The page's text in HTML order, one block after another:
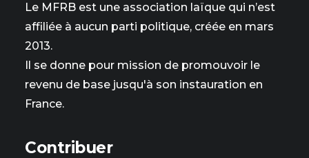
Le MFRB est une association laïque qui n’est
affiliée à aucun parti politique, créée en mars
2013.
Il se donne pour mission de promouvoir le
revenu de base jusqu'à son instauration en
France.
Contribuer